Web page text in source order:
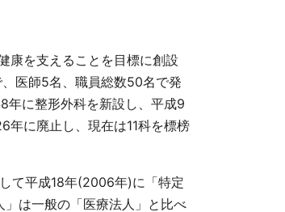
康を支えることを目標に創設
医師5名、職員総数50名で発
年に整形外科を新設し、平成9
年に廃止し、現在は11科を標榜
て平成18年(2006年)に「特定
は一般の「医療法人」と比べ